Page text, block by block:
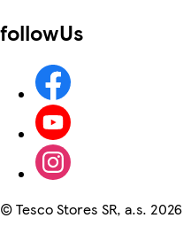
followUs
©Tesco Stores SR, a.s. 2026